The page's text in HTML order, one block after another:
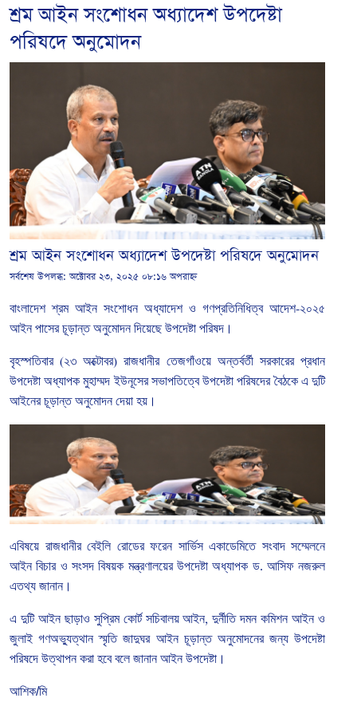
শ্রম আইন সংশোধন অধ্যাদেশ উপদেষ্টা
পরিষদে অনুমোদন
শ্রম আইন সংশোধন অধ্যাদেশ উপদেষ্টা পরিষদে অনুমোদন
সর্বশেষ উপলব্ধ:অক্টোবর ২৩, ২০২৫ ০৮:১৬ অপরাহ্ন
বাংলাদেশ শ্রম আইন সংশোধন অধ্যাদেশ ও গণপ্রতিনিধিত্ব আদেশ-২০২৫
আইন পাসের চূড়ান্ত অনুমোদন দিয়েছে উপদেষ্টা পরিষদ।
বৃহস্পতিবার(২৩ অক্টোবর)রাজধানীর তেজগাঁওয়ে অন্তর্বর্তী সরকারের প্রধান
উপদেষ্টা অধ্যাপক মুহাম্মদ ইউনূসের সভাপতিত্বে উপদেষ্টা পরিষদের বৈঠকে এ দুটি
আইনের চূড়ান্ত অনুমোদন দেয়া হয়।
এবিষয়ে রাজধানীর বেইলি রোডের ফরেন সার্ভিস একাডেমিতে সংবাদ সম্মেলনে
আইন বিচার ও সংসদ বিষয়ক মন্ত্রণালয়ের উপদেষ্টা অধ্যাপক ড. আসিফ নজরুল
এতথ্য জানান।
এ দুটি আইন ছাড়াও সুপ্রিম কোর্ট সচিবালয় আইন,দুর্নীতি দমন কমিশন আইন ও
জুলাই গণঅভ্যুত্থান স্মৃতি জাদুঘর আইন চূড়ান্ত অনুমোদনের জন্য উপদেষ্টা
পরিষদে উত্থাপন করা হবে বলে জানান আইন উপদেষ্টা।
আশিক/মি